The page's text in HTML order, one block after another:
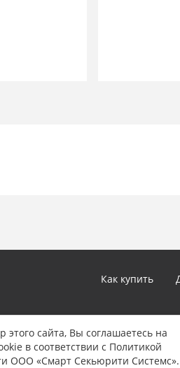
Как купить
технические характеристики,
публичной офертой,
цены могут быть изменены в
звоните нам по телефону: 8
этого сайта, Вы соглашаетесь на
в соответствии с Политикой
ООО «Смарт Секьюрити Системс».